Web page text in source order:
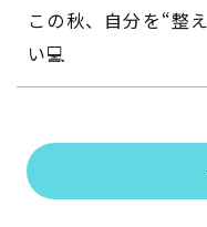
この秋、自分を“整
い💻